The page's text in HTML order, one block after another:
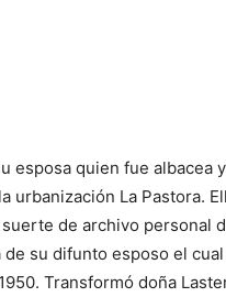
esposa quien fue albacea
urbanización La Pastora.
de archivo personal
su difunto esposo el
Transformó doña